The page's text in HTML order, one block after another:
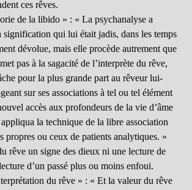
ces rêves.
de la libido » : « La psychanalyse a
signification qui lui était jadis, dans les temps
dévolue, mais elle procède autrement que
pas à la sagacité de l’interprète du rêve,
pour la plus grande part au rêveur lui-
sur ses associations à tel ou tel élément
accès aux profondeurs de la vie d’âme
la technique de la libre association
propres ou ceux de patients analytiques. »
rêve un signe des dieux ni une lecture de
d’un passé plus ou moins enfoui.
du rêve » : « Et la valeur du rêve